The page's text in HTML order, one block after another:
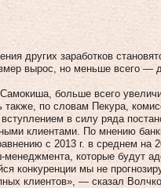
других заработков
вырос, но меньше всего —
больше всего
по словам Пекура,
в силу ряда
клиентами. По мнению
с 2013 г. в среднем на
менеджмента, которые будут
конкуренции мы не
клиентов», — сказал